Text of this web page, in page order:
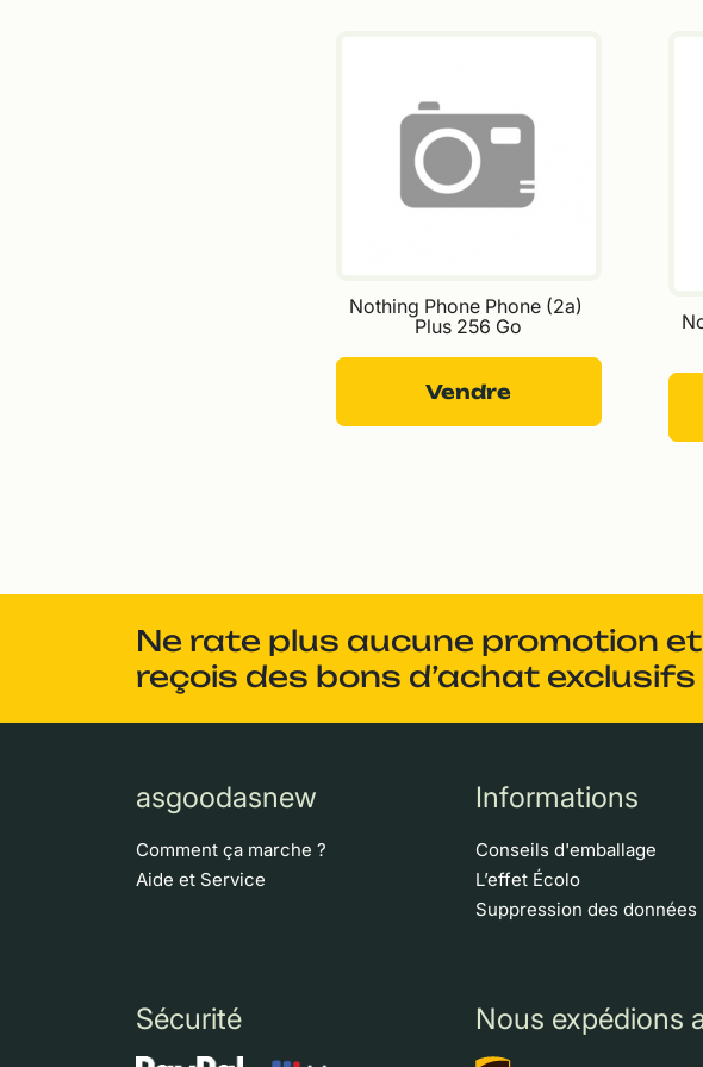
Nothing Phone Phone (2a)
Plus 256 Go
Vendre
Ne rate plus aucune promotion et
reçois des bons d’achat exclusifs
asgoodasnew
Comment ça marche ?
Aide et Service
Informations
Conseils d'emballage
L’effet Écolo
Suppression des données
Sécurité Nous expédions